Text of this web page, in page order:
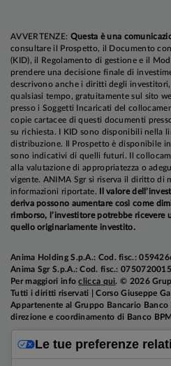
AVVERTENZE: Questa è una
consultare il Prospetto, il Documento
(KID), il Regolamento di gestione e il
prendere una decisione finale di
descrivono anche i diritti degli
qualsiasi tempo, gratuitamente sul sito
presso i Soggetti Incaricati del
copie cartacee di questi documenti
su richiesta. I KID sono disponibili nella
distribuzione. Il Prospetto è disponibile
sono indicativi di quelli futuri. Il
alla valutazione di appropriatezza o
vigente. ANIMA Sgr si riserva il diritto di
informazioni riportate.
Il valore
deriva possono aumentare così come
rimborso, l’investitore potrebbe
quello originariamente investito.
Anima Holding S.p.A.: Cod. fisc.:
Anima Sgr S.p.A.: Cod. fisc.:
Per maggiori infoclicca qui. © 2026
Tutti i diritti riservati | Corso Giuseppe
Appartenente al Gruppo Bancario
direzione e coordinamento di Banco
Le tue preferenze